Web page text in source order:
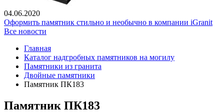
04.06.2020
Оформить памятник стильно и необычно в компании iGranit
Все новости
Главная
Каталог надгробных памятников на могилу
Памятники из гранита
Двойные памятники
Памятник ПК183
Памятник ПК183